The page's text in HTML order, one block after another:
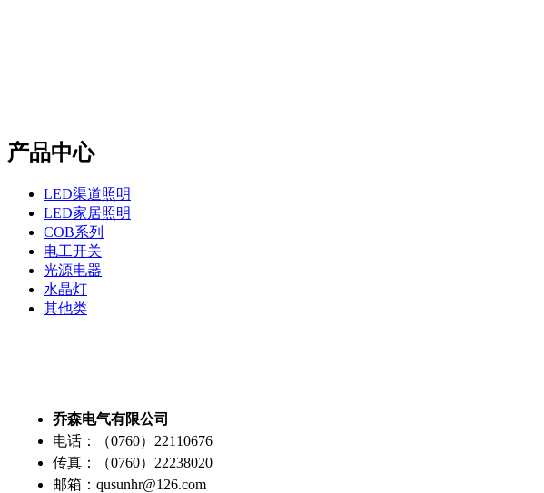
产品中心
LED渠道照明
LED家居照明
COB系列
电工开关
光源电器
水晶灯
其他类
乔森电气有限公司
电话：（0760）22110676
传真：（0760）22238020
邮箱：qusunhr@126.com